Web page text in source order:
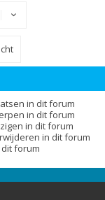
in dit forum
in dit forum
in dit forum
in dit forum
forum